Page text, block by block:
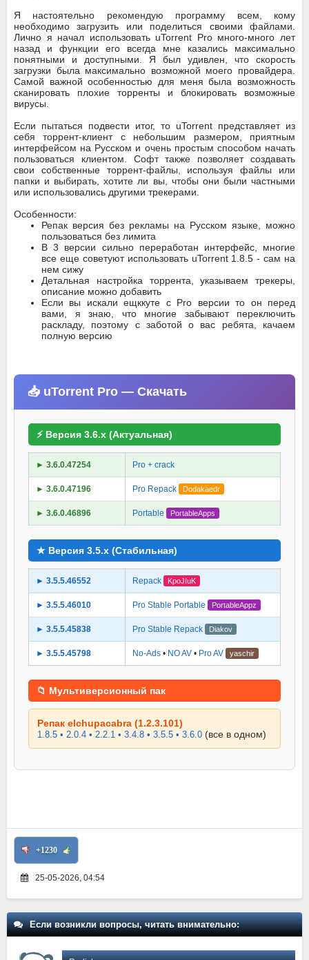
Я настоятельно рекомендую программу всем, кому
необходимо загрузить или поделиться своими файлами.
Лично я начал использовать uTorrent Pro много-много лет
назад и функции его всегда мне казались максимально
понятными и доступными. Я был удивлен, что скорость
загрузки была максимально возможной моего провайдера.
Самой важной особенностью для меня была возможность
сканировать плохие торренты и блокировать возможные
вирусы.
Если пытаться подвести итог, то uTorrent представляет из
себя торрент-клиент с небольшим размером, приятным
интерфейсом на Русском и очень простым способом начать
пользоваться клиентом. Софт также позволяет создавать
свои собственные торрент-файлы, используя файлы или
папки и выбирать, хотите ли вы, чтобы они были частными
или использовались другими трекерами.
Особенности:
Репак версия без рекламы на Русском языке, можно
пользоваться без лимита
В 3 версии сильно переработан интерфейс, многие
все еще советуют использовать uTorrent 1.8.5 - сам на
нем сижу
Детальная настройка торрента, указываем трекеры,
описание можно добавить
Если вы искали ещккуте с Pro версии то он перед
вами, я знаю, что многие забывают переключить
раскладу, поэтому с заботой о вас ребята, качаем
полную версию
📥 uTorrent Pro — Скачать
⚡ Версия 3.6.x (Актуальная)
► 3.6.0.47254 Pro + crack
► 3.6.0.47196 Pro Repack Dodakaedr
► 3.6.0.46896 Portable PortableApps
★ Версия 3.5.x (Стабильная)
► 3.5.5.46552 Repack KpoJIuK
► 3.5.5.46010 Pro Stable Portable PortableAppz
► 3.5.5.45838 Pro Stable Repack Diakov
► 3.5.5.45798 No-Ads • NO AV • Pro AV yaschir
📁 Мультиверсионный пак
Репак elchupacabra (1.2.3.101)
1.8.5 • 2.0.4 • 2.2.1 • 3.4.8 • 3.5.5 • 3.6.0 (все в одном)
+1230
25-05-2026, 04:54
Если возникли вопросы, читать внимательно: